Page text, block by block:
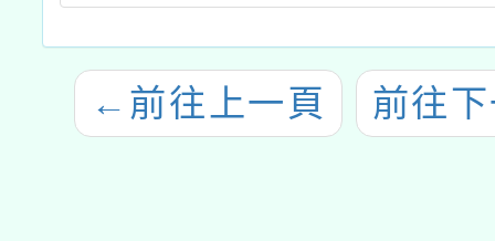
← 前往上一頁 前往